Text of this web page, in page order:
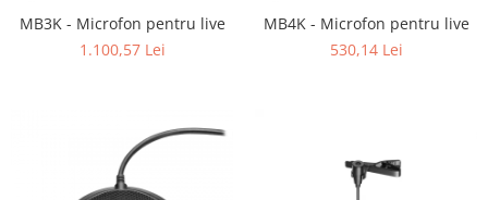
MB3K - Microfon pentru live
1.100,57 Lei
MB4K - Microfon pentru live
530,14 Lei